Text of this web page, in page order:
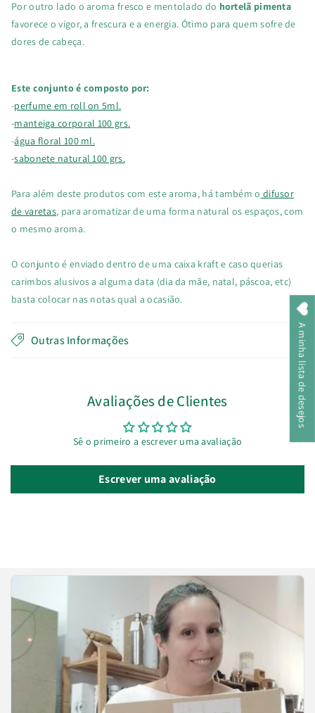
Por outro lado o aroma fresco e mentolado do hortelã pimenta
favorece o vigor, a frescura e a energia. Ótimo para quem sofre de
dores de cabeça.
Este conjunto é composto por:
-perfume em roll on 5ml.
-manteiga corporal 100 grs.
-água floral 100 ml.
-sabonete natural 100 grs.
Para além deste produtos com este aroma, há também o difusor
de varetas, para aromatizar de uma forma natural os espaços, com
o mesmo aroma.
O conjunto é enviado dentro de uma caixa kraft e caso querias
carimbos alusivos a alguma data (dia da mãe, natal, páscoa, etc)
basta colocar nas notas qual a ocasião.
Outras Informações
Avaliações de Clientes
Sê o primeiro a escrever uma avaliação
Escrever uma avaliação
A minha lista de desejos